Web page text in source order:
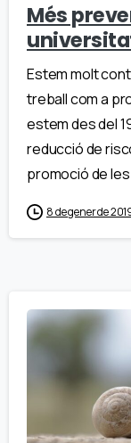
Més
Estem molt
treball com a
estem des del
reducció de
promoció de
8 de gener de